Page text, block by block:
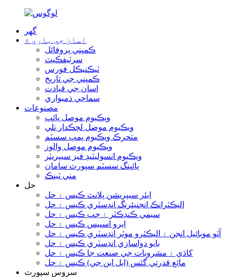
گھر
اسان جي باري ۾
ڪمپني پروفائل
سرٽيفڪيٽ
ٽيڪنيڪل فورس
ڪمپني جي تاريخ
اسان جي قيادت
سماجي ذميواري
مصنوعات
ويڪيوم موصل پائپ
ويڪيوم موصل لچڪدار نلي
متحرڪ ويڪيوم پمپ سسٽم
ويڪيوم موصل والوز
ويڪيوم انسوليٽيڊ فيز سيپريٽر
پائپنگ سسٽم سپورٽ سامان
مني ٽينڪ
حل
ايئر سيپريشن پلانٽ ڪيس ۽ حل
اليڪٽرانڪ انجنيئرنگ انڊسٽري ڪيس ۽ حل
سيمي ڪنڊڪٽر ۽ چپ ڪيس ۽ حل
ايرو اسپيس ڪيس ۽ حل
آٽو موبائيل انجن ۽ اليڪٽرو موٽر انڊسٽري ڪيس ۽ حل
بايو دواسازي انڊسٽري ڪيس ۽ حل
کاڌي ۽ مشروبات جي صنعت جا ڪيس ۽ حل
مائع قدرتي گئس (ايل اين جي) ڪيس ۽ حل
سروس سپورٽ